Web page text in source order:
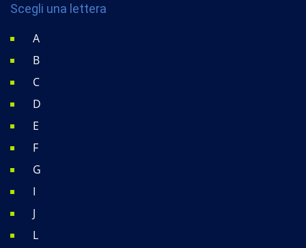
Scegli una lettera
A
B
C
D
E
F
G
I
J
L